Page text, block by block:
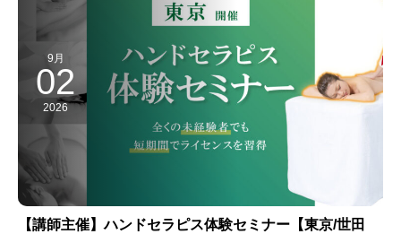
9月
02
2026
【講師主催】ハンドセラピス体験セミナー【東京/世田